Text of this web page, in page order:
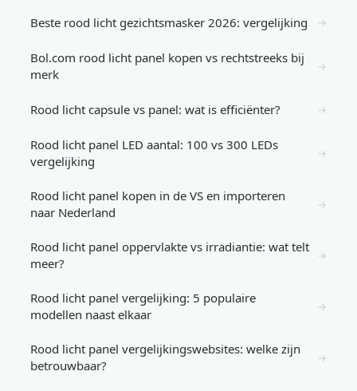
Beste rood licht gezichtsmasker 2026: vergelijking →
Bol.com rood licht panel kopen vs rechtstreeks bij
merk
→
Rood licht capsule vs panel: wat is efficiënter? →
Rood licht panel LED aantal: 100 vs 300 LEDs
vergelijking
→
Rood licht panel kopen in de VS en importeren
naar Nederland
→
Rood licht panel oppervlakte vs irradiantie: wat telt
meer?
→
Rood licht panel vergelijking: 5 populaire
modellen naast elkaar
→
Rood licht panel vergelijkingswebsites: welke zijn
betrouwbaar?
→